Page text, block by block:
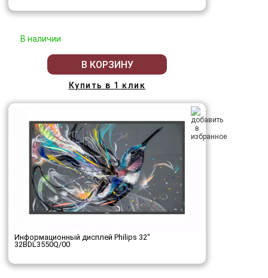
В наличии
В КОРЗИНУ
Купить в 1 клик
Информационный дисплей Philips 32"
32BDL3550Q/00